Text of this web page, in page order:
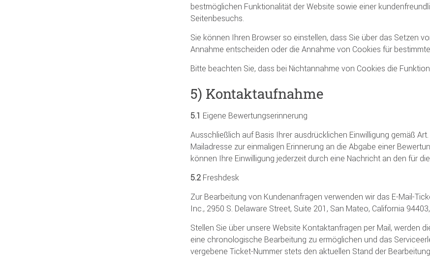
bestmöglichen Funktionalität der Website sowie einer
Seitenbesuchs.
Sie können Ihren Browser so einstellen, dass Sie über das Setzen
Annahme entscheiden oder die Annahme von Cookies für
Bitte beachten Sie, dass bei Nichtannahme von Cookies die
5) Kontaktaufnahme
5.1 Eigene Bewertungserinnerung
Ausschließlich auf Basis Ihrer ausdrücklichen Einwilligung gemäß
Mailadresse zur einmaligen Erinnerung an die Abgabe einer
können Ihre Einwilligung jederzeit durch eine Nachricht an den für
5.2Freshdesk
Zur Bearbeitung von Kundenanfragen verwenden wir das E-Mail-
Inc., 2950 S. Delaware Street, Suite 201, San Mateo, California
Stellen Sie über unsere Website Kontaktanfragen per Mail, werden
eine chronologische Bearbeitung zu ermöglichen und das
vergebene Ticket-Nummer stets den aktuellen Stand der